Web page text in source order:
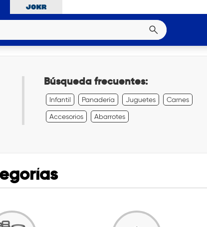
Búsqueda frecuentes:
Infantil Panadería Juguetes Carnes
Accesorios Abarrotes